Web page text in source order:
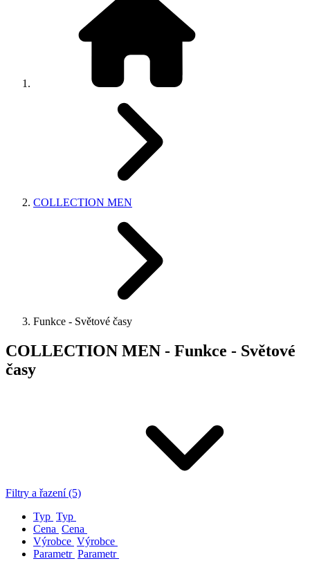
COLLECTION MEN
Funkce - Světové časy
COLLECTION MEN - Funkce - Světové
časy
Filtry a řazení (5)
Typ Typ
Cena Cena
Výrobce Výrobce
Parametr Parametr